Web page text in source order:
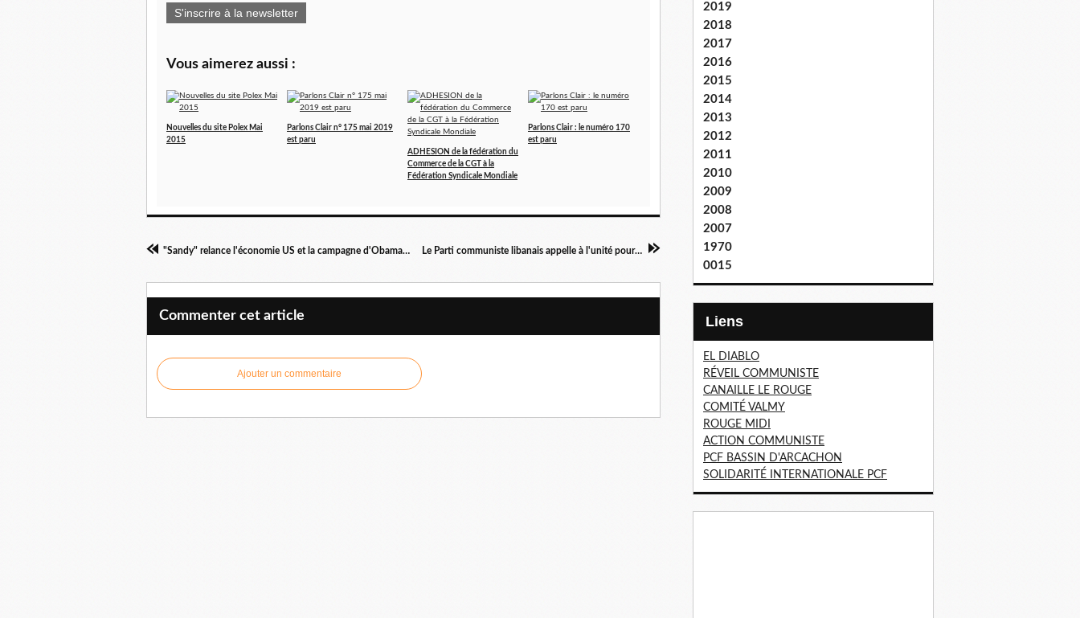
S'inscrire à la newsletter
Vous aimerez aussi :
Nouvelles du site Polex Mai
2015
Parlons Clair n° 175 mai 2019
est paru
ADHESION de la fédération du
Commerce de la CGT à la
Fédération Syndicale Mondiale
Parlons Clair : le numéro 170
est paru
"Sandy" relance l'économie US et la campagne d'Obama.... Pendant ce temps là 46 millions de pauvres dont on ne parle pas ... Le Parti communiste libanais appelle à l'unité pour "consolider la paix civile" et préparer "un changement radical"
Commenter cet article
Ajouter un commentaire
2019
2018
2017
2016
2015
2014
2013
2012
2011
2010
2009
2008
2007
1970
0015
Liens
EL DIABLO
RÉVEIL COMMUNISTE
CANAILLE LE ROUGE
COMITÉ VALMY
ROUGE MIDI
ACTION COMMUNISTE
PCF BASSIN D'ARCACHON
SOLIDARITÉ INTERNATIONALE PCF